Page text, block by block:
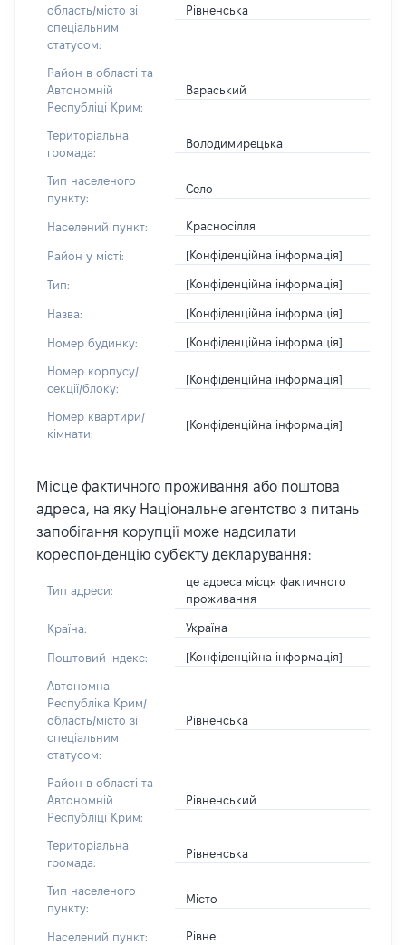
область/місто зі
спеціальним
статусом:
Рівненська
Район в області та
Автономній
Республіці Крим:
Вараський
Територіальна
громада:
Володимирецька
Тип населеного
пункту:
Село
Населений пункт: Красносілля
Район у місті: [Конфіденційна інформація]
Тип: [Конфіденційна інформація]
Назва: [Конфіденційна інформація]
Номер будинку: [Конфіденційна інформація]
Номер корпусу/
секції/блоку:
[Конфіденційна інформація]
Номер квартири/
кімнати:
[Конфіденційна інформація]
Місце фактичного проживання або поштова
адреса, на яку Національне агентство з питань
запобігання корупції може надсилати
кореспонденцію суб'єкту декларування:
Тип адреси:
це адреса місця фактичного
проживання
Країна: Україна
Поштовий індекс: [Конфіденційна інформація]
Автономна
Республіка Крим/
область/місто зі
спеціальним
статусом:
Рівненська
Район в області та
Автономній
Республіці Крим:
Рівненський
Територіальна
громада:
Рівненська
Тип населеного
пункту:
Місто
Населений пункт: Рівне